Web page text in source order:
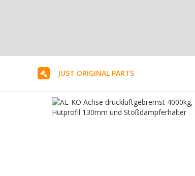
JUST ORIGINAL PARTS